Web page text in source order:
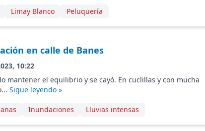
Limay Blanco Peluquería
en calle de Banes
10:22
mantener el equilibrio y se cayó. En cuclillas y con mucha
Sigue leyendo »
Inundaciones Lluvias intensas